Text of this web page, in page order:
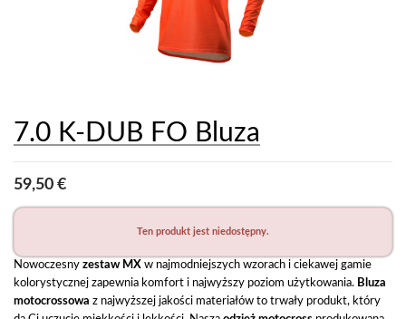
7.0 K-DUB FO Bluza
59,50 €
Ten produkt jest niedostępny.
Nowoczesny zestaw MX w najmodniejszych wzorach i ciekawej gamie
kolorystycznej zapewnia komfort i najwyższy poziom użytkowania. Bluza
motocrossowa z najwyższej jakości materiałów to trwały produkt, który